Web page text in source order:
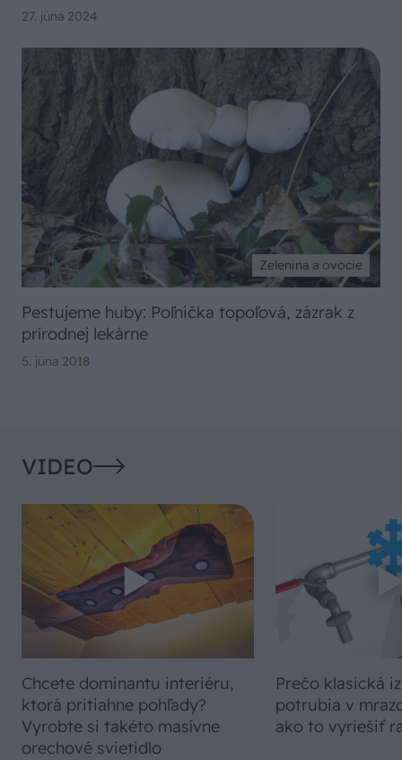
27. júna 2024
Zelenina a ovocie
Pestujeme huby: Poľnička topoľová, zázrak z
prírodnej lekárne
5. júna 2018
VIDEO
Chcete dominantu interiéru,
ktorá pritiahne pohľady?
Vyrobte si takéto masívne
orechové svietidlo
Prečo klasická
potrubia v
ako to vyriešiť